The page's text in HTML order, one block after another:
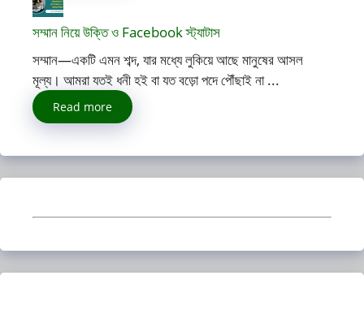
সম্মান নিয়ে উক্তি ও Facebook স্ট্যাটাস
সম্মান—একটি এমন শব্দ, যার মধ্যে লুকিয়ে আছে মানুষের আসল
মূল্য। আমরা যতই ধনী হই বা যত বড়ো পদে পৌঁছাই না ...
Read more